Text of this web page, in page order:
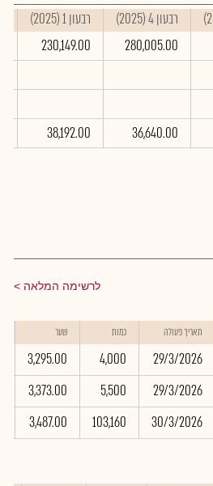
רבעון 4 (2025) רבעון 1 (2025)
280,005.00
230,149.00
36,640.00
38,192.00
לרשימה המלאה
תאריך פעולה כמות שער
29/3/2026
4,000
3,295.00
29/3/2026
5,500
3,373.00
30/3/2026
103,160
3,487.00